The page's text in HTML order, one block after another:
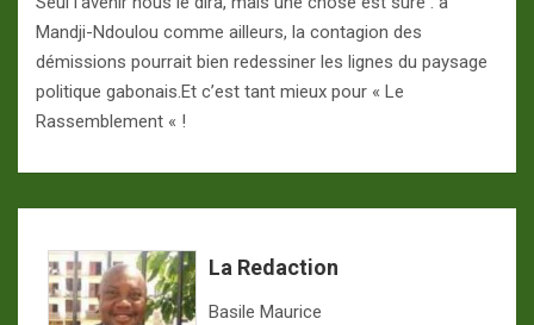
Mandji-Ndoulou comme ailleurs, la contagion des
démissions pourrait bien redessiner les lignes du paysage
politique gabonais.Et c’est tant mieux pour « Le
Rassemblement « !
La Redaction
Basile Maurice